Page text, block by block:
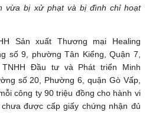
vừa bị xử phạt và bị đình chỉ hoạt
Sản xuất Thương mại Healing
số 9, phường Tân Kiểng, Quận 7,
TNHH Đầu tư và Phát triển Minh
số 20, Phường 6, quận Gò Vấp,
công ty 90 triệu đồng cho hành vi
được cấp giấy chứng nhận đủ